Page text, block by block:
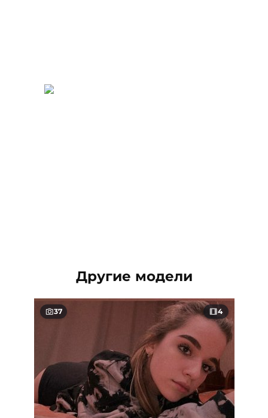
Другие модели
37 4